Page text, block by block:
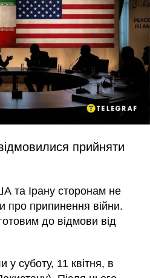
прийняти
та Ірану сторонам не
про припинення війни.
до відмови від
суботу, 11 квітня, в